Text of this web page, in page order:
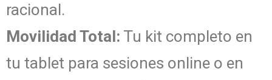
racional.
Movilidad Total: Tu kit completo en
tu tablet para sesiones online o en